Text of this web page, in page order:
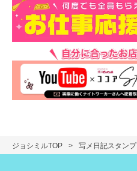
ジョシミルTOP 写メ日記スタンプ